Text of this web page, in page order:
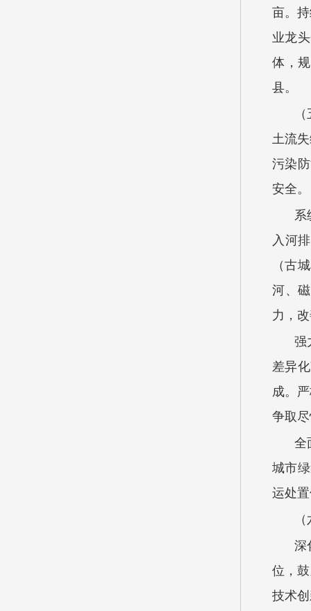
亩。
业龙
体，
县。
土流
污染
安全。
系
入河
（古
河、
力，
强
差异
成。
争取
全
城市
运处
深
位，
技术